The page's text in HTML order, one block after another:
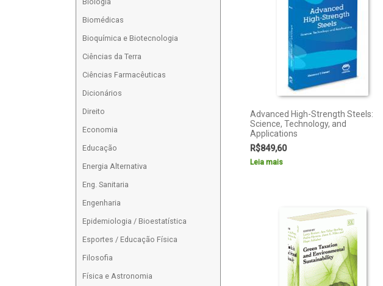
Advanced High-Strength Steels:
Science, Technology, and
Applications
R$849,60
Leia mais
Biomédicas
Bioquímica e Biotecnologia
Ciências da Terra
Ciências Farmacêuticas
Dicionários
Direito
Economia
Educação
Energia Alternativa
Eng. Sanitaria
Engenharia
Epidemiologia / Bioestatística
Esportes / Educação Física
Filosofia
Física e Astronomia